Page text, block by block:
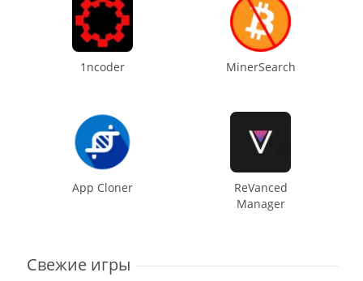
1ncoder MinerSearch
App Cloner
ReVanced
Manager
Свежие игры